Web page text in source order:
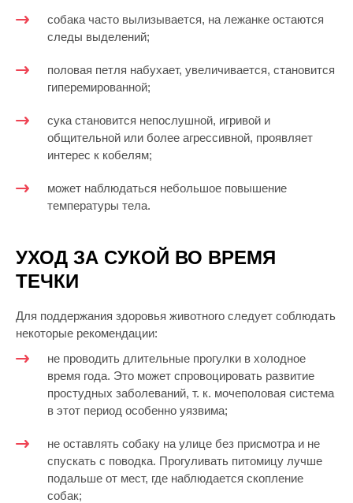
собака часто вылизывается, на лежанке остаются
следы выделений;
половая петля набухает, увеличивается, становится
гиперемированной;
сука становится непослушной, игривой и
общительной или более агрессивной, проявляет
интерес к кобелям;
может наблюдаться небольшое повышение
температуры тела.
УХОД ЗА СУКОЙ ВО ВРЕМЯ
ТЕЧКИ
Для поддержания здоровья животного следует соблюдать
некоторые рекомендации:
не проводить длительные прогулки в холодное
время года. Это может спровоцировать развитие
простудных заболеваний, т. к. мочеполовая система
в этот период особенно уязвима;
не оставлять собаку на улице без присмотра и не
спускать с поводка. Прогуливать питомицу лучше
подальше от мест, где наблюдается скопление
собак;